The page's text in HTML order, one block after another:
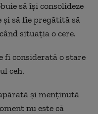
să își consolideze
să fie pregătită să
situația o cere.
fi considerată o stare
ceh.
și menținută
nu este că